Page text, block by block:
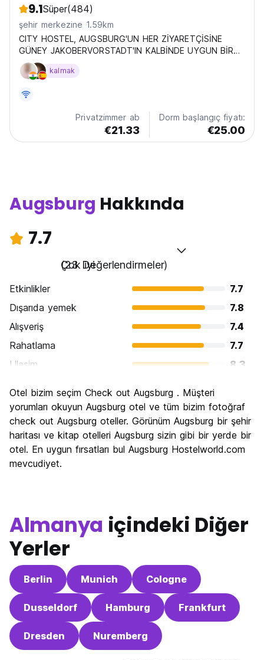
9.1Süper(484)
şehir merkezine 1.59km
CITY HOSTEL, AUGSBURG'UN HER ZİYARETÇİSİNE
GÜNEY JAKOBERVORSTADT'IN KALBİNDE UYGUN BİR
KONAKLAMA SUNAR!
kalmak
Privatzimmer ab
€21.33
Dorm başlangıç fiyatı:
€25.00
Augsburg Hakkında
7.7
Çok iyi
(23 Değerlendirmeler)
Etkinlikler
7.7
Dışarıda yemek
7.8
Alışveriş
7.4
Rahatlama
7.7
Ulasim
8.3
Kültür
8.5
Gece hayatı
6.8
Ekonomik
7.7
Otel bizim seçim Check out Augsburg . Müşteri
yorumları okuyun Augsburg otel ve tüm bizim fotoğraf
check out Augsburg oteller. Görünüm Augsburg bir şehir
haritası ve kitap otelleri Augsburg sizin gibi bir yerde bir
otel. En uygun fırsatları bul Augsburg Hostelworld.com
mevcudiyet.
Almanya içindeki Diğer
Yerler
Berlin Munich Cologne
Dusseldorf Hamburg Frankfurt
Dresden Nuremberg